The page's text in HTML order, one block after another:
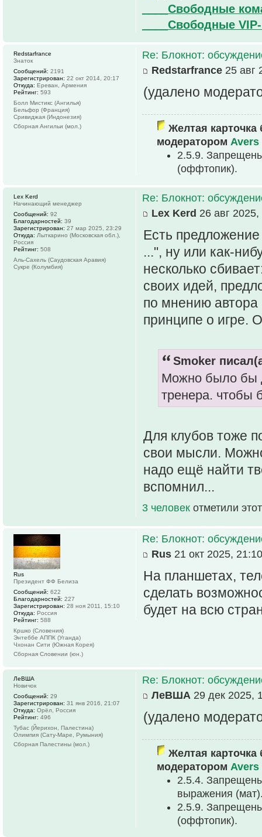
____Свободные
____Свободные
Re: Блокнот:
Redstarfrance 25 авг
(удалено
Желтая карточка
модератором Avers
2.5.9.
(оффтопик).
Redstarfrance
Знаток
Сообщений: 2191
Зарегистрирован: 22 окт 2014, 20:17
Откуда: Ереван, Армения
Рейтинг: 593
Болл Мистикс (Ангилья)
Бельфор (Франция)
Сривиджая (Индонезия)
Сборная Ангильи (мол.)
Re: Блокнот:
Lex Kerd 26 авг
Есть
...", ну или как-
несколько
своих идей,
по мнению
принципе о игре.
Smoker
Можно было бы
тренера. чтобы
Для клубов тоже
свои мысли.
надо ещё найти
вспомнил...
3 человек отметили
Lex Kerd
Начинающий менеджер
Сообщений: 92
Благодарностей: 39
Зарегистрирован: 27 мар 2025, 23:29
Откуда: Лыткарино (Московская обл.),
Россия
Рейтинг: 508
Аль-Сахель (Саудовская Аравия)
Сукре (Колумбия)
Re: Блокнот:
Rus 21 окт 2025, 21:10
На планшетах,
сделать
будет на всю
Rus
Президент ФФ Белиза
Сообщений: 622
Благодарностей: 227
Зарегистрирован: 28 ноя 2011, 15:10
Откуда: Россия
Рейтинг: 588
Кршко (Словения)
Энтеббе АППК (Уганда)
Чхонан Сити (Южная Корея)
Сборная Словении (юн.)
Re: Блокнот:
ЛеВША 29 дек 2025,
(удалено
Желтая карточка
модератором Avers
2.5.4.
выpажения
2.5.9.
(оффтопик).
ЛеВША
Новичок
Сообщений: 29
Зарегистрирован: 31 янв 2016, 21:07
Откуда: Орёл, Россия
Рейтинг: 496
Тубас (Йерихон, Палестина)
Олимпия (Сату-Маре, Румыния)
Сборная Палестины (мол.)